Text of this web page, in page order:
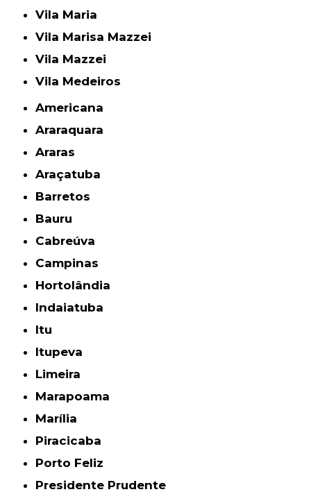
Vila Maria
Vila Marisa Mazzei
Vila Mazzei
Vila Medeiros
Americana
Araraquara
Araras
Araçatuba
Barretos
Bauru
Cabreúva
Campinas
Hortolândia
Indaiatuba
Itu
Itupeva
Limeira
Marapoama
Marília
Piracicaba
Porto Feliz
Presidente Prudente